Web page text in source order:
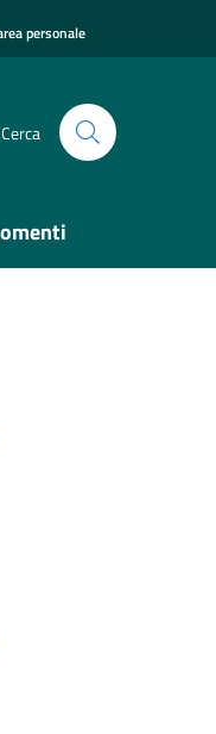
personale
Cerca